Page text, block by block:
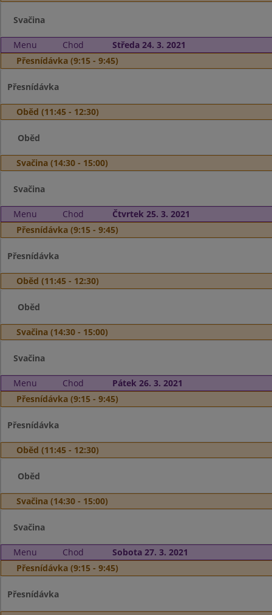
Svačina
Menu Chod
Středa 24. 3. 2021
Přesnídávka (9:15 - 9:45)
Přesnídávka
Oběd (11:45 - 12:30)
Oběd
Svačina (14:30 - 15:00)
Svačina
Menu Chod
Čtvrtek 25. 3. 2021
Přesnídávka (9:15 - 9:45)
Přesnídávka
Oběd (11:45 - 12:30)
Oběd
Svačina (14:30 - 15:00)
Svačina
Menu Chod
Pátek 26. 3. 2021
Přesnídávka (9:15 - 9:45)
Přesnídávka
Oběd (11:45 - 12:30)
Oběd
Svačina (14:30 - 15:00)
Svačina
Menu Chod
Sobota 27. 3. 2021
Přesnídávka (9:15 - 9:45)
Přesnídávka